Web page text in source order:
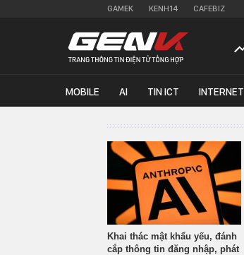
GAMEK KENH14 CAFEBIZ
MOBILE AI TIN ICT INTERNET
Khai thác mật khẩu yếu, đánh
cắp thông tin đăng nhập, phát